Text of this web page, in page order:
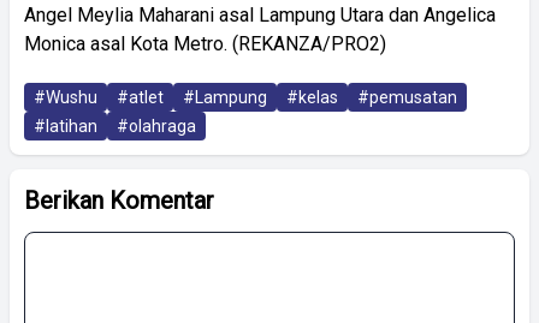
Angel Meylia Maharani asal Lampung Utara dan Angelica
Monica asal Kota Metro. (REKANZA/PRO2)
#Wushu #atlet #Lampung #kelas
#pemusatan
#latihan
#olahraga
Berikan Komentar